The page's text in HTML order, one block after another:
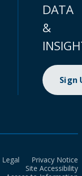
DATA
&
Sign
Legal
Privacy Notice
Site Accessibility